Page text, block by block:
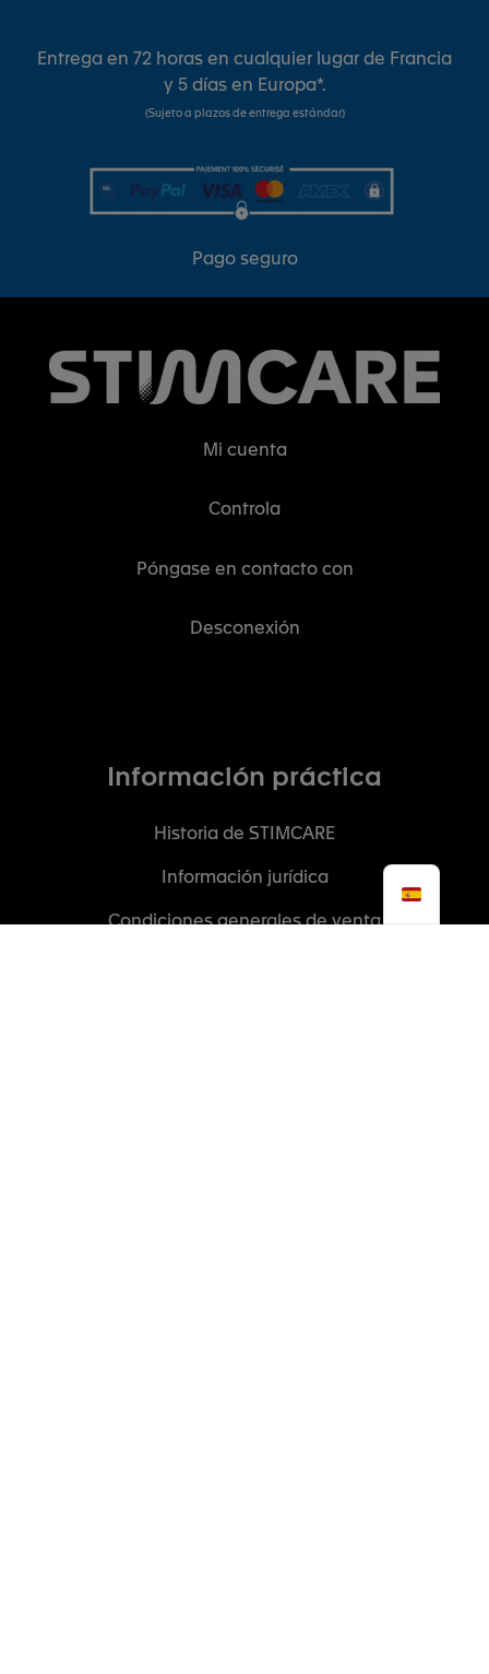
Entrega en 72 horas en cualquier lugar de Francia
y 5 días en Europa*.
(Sujeto a plazos de entrega estándar)
Pago seguro
Mi cuenta
Controla
Póngase en contacto con
Desconexión
Información práctica
Historia de STIMCARE
Información jurídica
Condiciones generales de venta